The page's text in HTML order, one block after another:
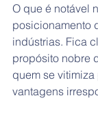
O que é notável
posicionamento
indústrias. Fica
propósito nobre
quem se
vantagens